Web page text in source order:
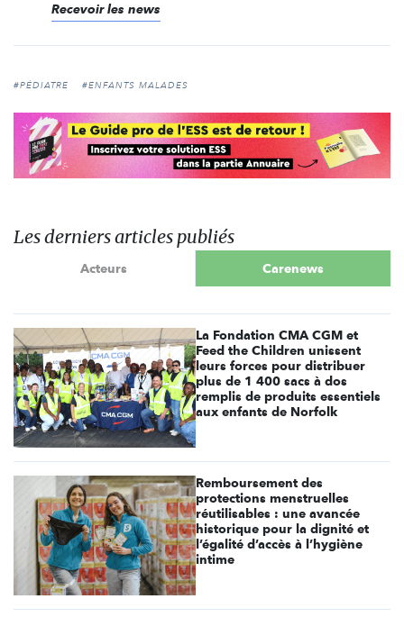
Recevoir les news
#PÉDIATRE #ENFANTS MALADES
Les derniers articles publiés
Acteurs Carenews
La Fondation CMA CGM et
Feed the Children unissent
leurs forces pour distribuer
plus de 1 400 sacs à dos
remplis de produits essentiels
aux enfants de Norfolk
Remboursement des
protections menstruelles
réutilisables : une avancée
historique pour la dignité et
l’égalité d’accès à l’hygiène
intime